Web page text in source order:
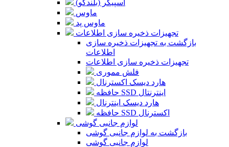
اسپیکر (بلندگو)
ماوس
ماوس پد
تجهیزات ذخیره سازی اطلاعات
بازگشت به تجهیزات ذخیره سازی
اطلاعات
تجهیزات ذخیره سازی اطلاعات
فلش مموری
هارد دیسک اکسترنال
حافظه SSD اینترنتال
هارد دیسک اینترنال
حافظه SSD اکسترنال
لوازم جانبی گوشی
بازگشت به لوازم جانبی گوشی
لوازم جانبی گوشی